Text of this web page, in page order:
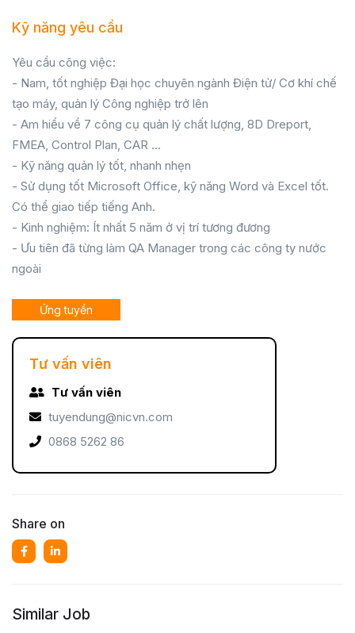
Kỹ năng yêu cầu
Yêu cầu công việc:
- Nam, tốt nghiệp Đại học chuyên ngành Điện tử/ Cơ khí chế
tạo máy, quản lý Công nghiệp trở lên
- Am hiểu về 7 công cụ quản lý chất lượng, 8D Dreport,
FMEA, Control Plan, CAR ...
- Kỹ năng quản lý tốt, nhanh nhẹn
- Sử dụng tốt Microsoft Office, kỹ năng Word và Excel tốt.
Có thể giao tiếp tiếng Anh.
- Kinh nghiệm: Ít nhất 5 năm ở vị trí tương đương
- Ưu tiên đã từng làm QA Manager trong các công ty nước
ngoài
Ứng tuyển
Tư vấn viên
Tư vấn viên
tuyendung@nicvn.com
0868 5262 86
Share on
Similar Job